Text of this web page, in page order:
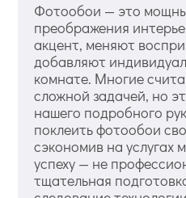
Фотообои — это
преображения
акцент, меняют
добавляют
комнате. Многие
сложной задачей, но
нашего подробного
поклеить фотообои
сэкономив на услугах
успеху — не
тщательная